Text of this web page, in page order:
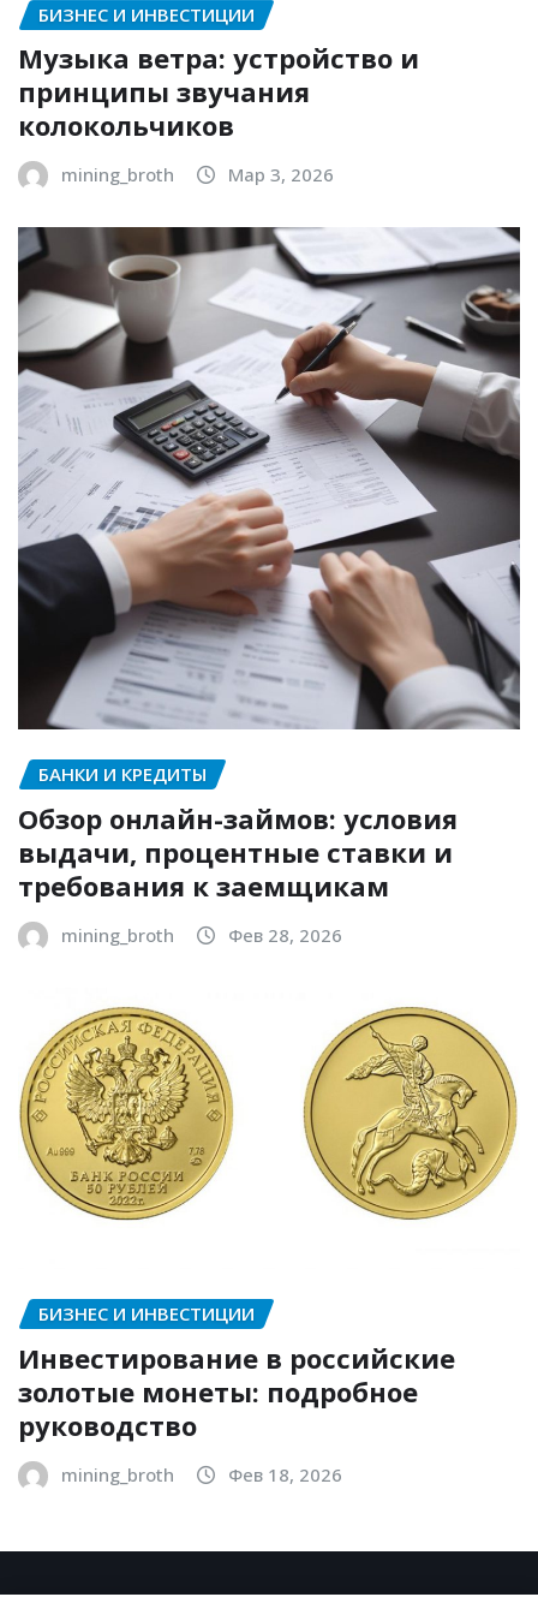
БИЗНЕС И ИНВЕСТИЦИИ
Музыка ветра: устройство и
принципы звучания
колокольчиков
mining_broth Мар 3, 2026
БАНКИ И КРЕДИТЫ
Обзор онлайн-займов: условия
выдачи, процентные ставки и
требования к заемщикам
mining_broth Фев 28, 2026
БИЗНЕС И ИНВЕСТИЦИИ
Инвестирование в российские
золотые монеты: подробное
руководство
mining_broth Фев 18, 2026